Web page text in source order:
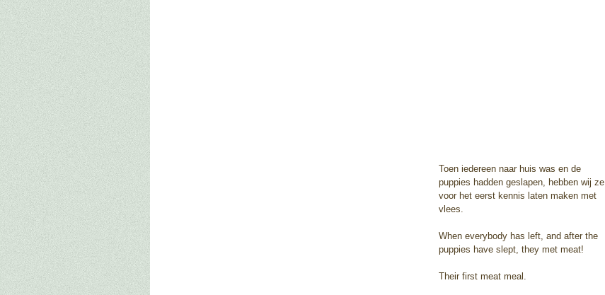
Toen iedereen naar huis was en de
puppies hadden geslapen, hebben wij ze
voor het eerst kennis laten maken met
vlees.
When everybody has left, and after the
puppies have slept, they met meat!
Their first meat meal.